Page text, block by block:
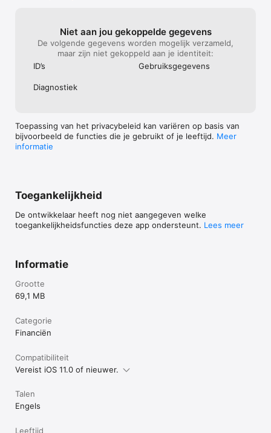
Niet aan jou gekoppelde gegevens
De volgende gegevens worden mogelijk verzameld,
maar zijn niet gekoppeld aan je identiteit:
ID’s
Gebruiks­gegevens
Diagnostiek
Toepassing van het privacybeleid kan variëren op basis van
bijvoorbeeld de functies die je gebruikt of je leeftijd. Meer
informatie
Toegankelijkheid
De ontwikkelaar heeft nog niet aangegeven welke
toegankelijkheidsfuncties deze app ondersteunt. Lees meer
Informatie
Grootte
69,1 MB
Categorie
Financiën
Compatibiliteit
Vereist iOS 11.0 of nieuwer.
Talen
Engels
Leeftijd